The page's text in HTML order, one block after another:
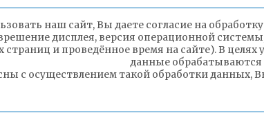
наш сайт, Вы даете согласие на
дисплея, версия операционной
и проведённое время на сайте). В
данные обрабатываются
с осуществлением такой обработки данных,